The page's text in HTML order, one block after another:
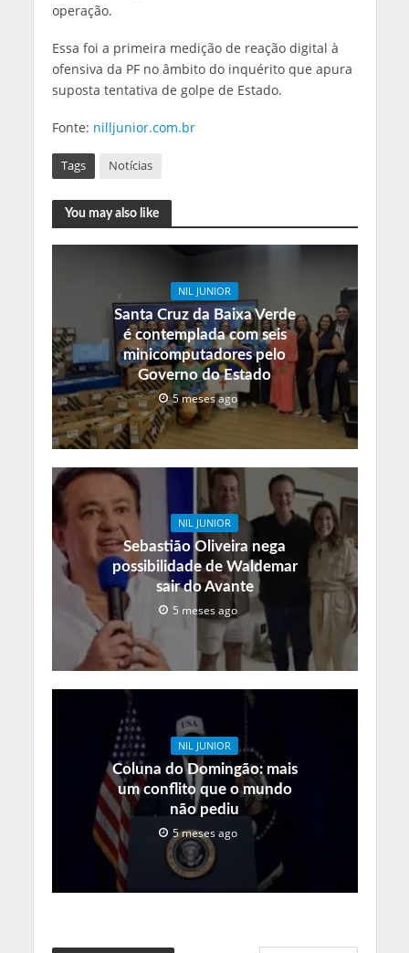
operação.
Essa foi a primeira medição de reação digital à
ofensiva da PF no âmbito do inquérito que apura
suposta tentativa de golpe de Estado.
Fonte: nilljunior.com.br
Tags Notícias
You may also like
NIL JUNIOR
Santa Cruz da Baixa Verde
é contemplada com seis
minicomputadores pelo
Governo do Estado
5 meses ago
NIL JUNIOR
Sebastião Oliveira nega
possibilidade de Waldemar
sair do Avante
5 meses ago
NIL JUNIOR
Coluna do Domingão: mais
um conflito que o mundo
não pediu
5 meses ago